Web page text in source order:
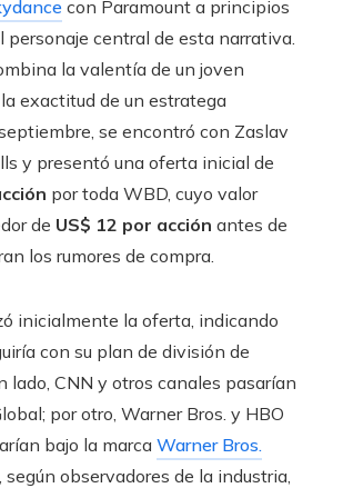
con Paramount a principios
personaje central de esta narrativa.
la valentía de un joven
exactitud de un estratega
se encontró con Zaslav
y presentó una oferta inicial de
por toda WBD, cuyo valor
de US$ 12 por acción antes de
los rumores de compra.
inicialmente la oferta, indicando
con su plan de división de
lado, CNN y otros canales pasarían
por otro, Warner Bros. y HBO
bajo la marca Warner Bros.
según observadores de la industria,